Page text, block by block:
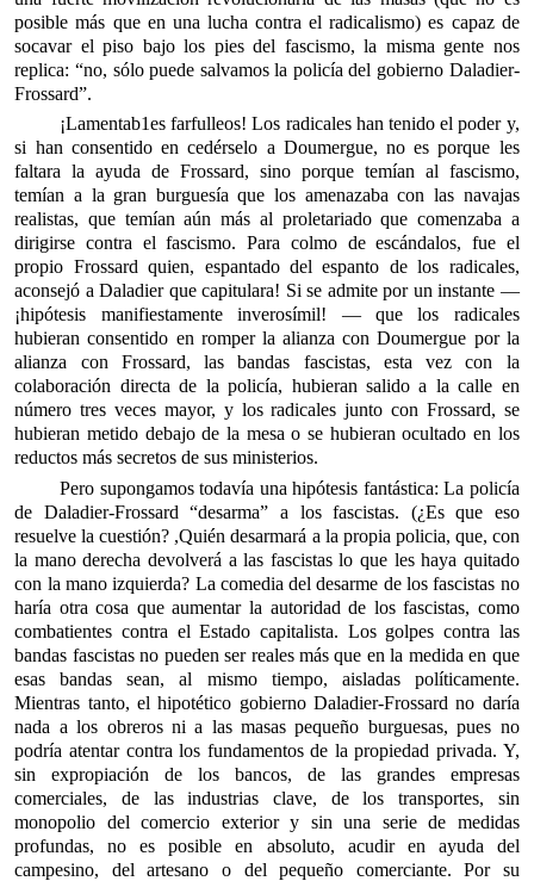
posible más que en una lucha contra el radicalismo) es capaz de
socavar el piso bajo los pies del fascismo, la misma gente nos
replica: “no, sólo puede salvamos la policía del gobierno Daladier-
Frossard”.
¡Lamentab1es farfulleos! Los radicales han tenido el poder y,
si han consentido en cedérselo a Doumergue, no es porque les
faltara la ayuda de Frossard, sino porque temían al fascismo,
temían a la gran burguesía que los amenazaba con las navajas
realistas, que temían aún más al proletariado que comenzaba a
dirigirse contra el fascismo. Para colmo de escándalos, fue el
propio Frossard quien, espantado del espanto de los radicales,
aconsejó a Daladier que capitulara! Si se admite por un instante —
¡hipótesis manifiestamente inverosímil! — que los radicales
hubieran consentido en romper la alianza con Doumergue por la
alianza con Frossard, las bandas fascistas, esta vez con la
colaboración directa de la policía, hubieran salido a la calle en
número tres veces mayor, y los radicales junto con Frossard, se
hubieran metido debajo de la mesa o se hubieran ocultado en los
reductos más secretos de sus ministerios.
Pero supongamos todavía una hipótesis fantástica: La policía
de Daladier-Frossard “desarma” a los fascistas. (¿Es que eso
resuelve la cuestión? ,Quién desarmará a la propia policia, que, con
la mano derecha devolverá a las fascistas lo que les haya quitado
con la mano izquierda? La comedia del desarme de los fascistas no
haría otra cosa que aumentar la autoridad de los fascistas, como
combatientes contra el Estado capitalista. Los golpes contra las
bandas fascistas no pueden ser reales más que en la medida en que
esas bandas sean, al mismo tiempo, aisladas políticamente.
Mientras tanto, el hipotético gobierno Daladier-Frossard no daría
nada a los obreros ni a las masas pequeño burguesas, pues no
podría atentar contra los fundamentos de la propiedad privada. Y,
sin expropiación de los bancos, de las grandes empresas
comerciales, de las industrias clave, de los transportes, sin
monopolio del comercio exterior y sin una serie de medidas
profundas, no es posible en absoluto, acudir en ayuda del
campesino, del artesano o del pequeño comerciante. Por su